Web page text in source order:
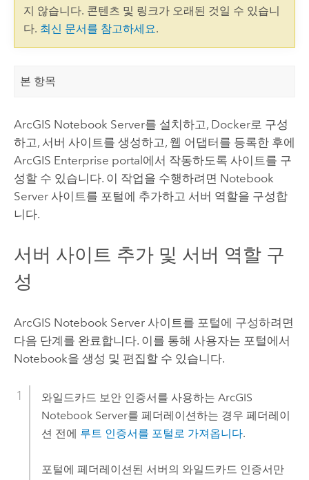
지 않습니다. 콘텐츠 및 링크가 오래된 것일 수 있습니
다. 최신 문서를 참고하세요.
본 항목
ArcGIS Notebook Server를 설치하고, Docker로 구성
하고, 서버 사이트를 생성하고, 웹 어댑터를 등록한 후에
ArcGIS Enterprise portal에서 작동하도록 사이트를 구
성할 수 있습니다. 이 작업을 수행하려면 Notebook
Server사이트를 포털에 추가하고 서버 역할을 구성합
니다.
서버 사이트 추가 및 서버 역할 구
성
ArcGIS Notebook Server사이트를 포털에 구성하려면
다음 단계를 완료합니다. 이를 통해 사용자는 포털에서
Notebook을 생성 및 편집할 수 있습니다.
와일드카드 보안 인증서를 사용하는 ArcGIS
Notebook Server를 페더레이션하는 경우 페더레이
션 전에 루트 인증서를 포털로 가져옵니다.
포털에 페더레이션된 서버의 와일드카드 인증서만